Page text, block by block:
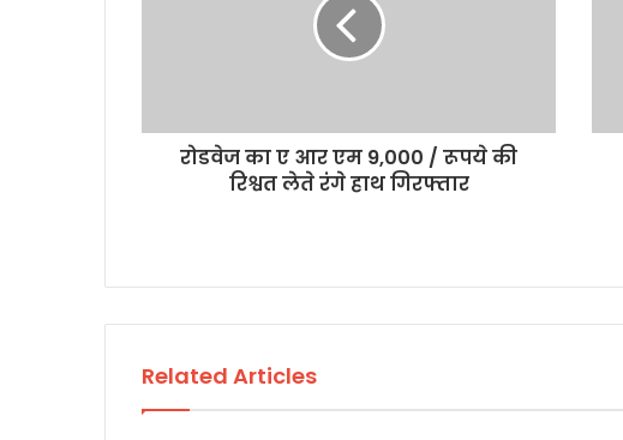
रोडवेज का ए आर एम 9,000 / रूपये की
रिश्वत लेते रंगे हाथ गिरफ्तार
Related Articles